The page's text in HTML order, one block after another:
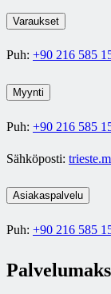
Varaukset
Puh: +90 216 585
Myynti
Puh: +90 216 585
Sähköposti:
Asiakaspalvelu
Puh: +90 216 585